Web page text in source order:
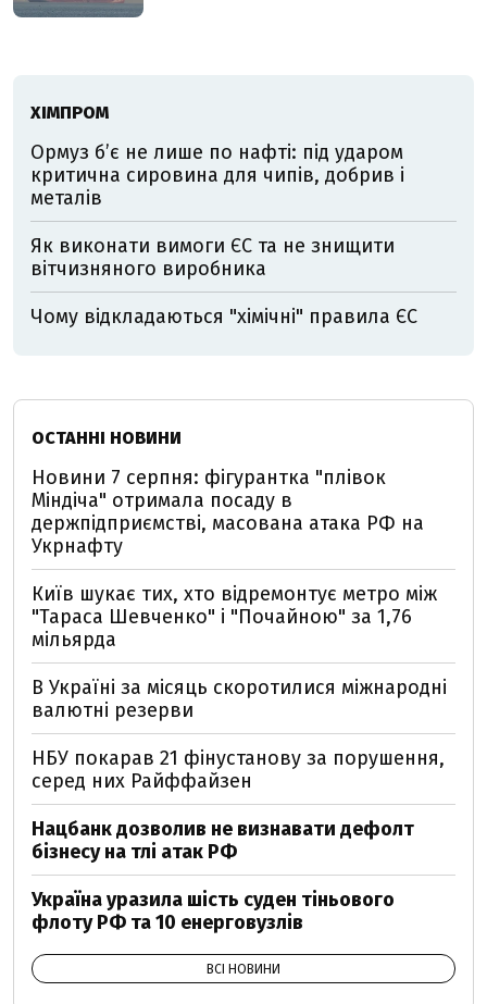
ХІМПРОМ
Ормуз б’є не лише по нафті: під ударом
критична сировина для чипів, добрив і
металів
Як виконати вимоги ЄС та не знищити
вітчизняного виробника
Чому відкладаються "хімічні" правила ЄС
ОСТАННІ НОВИНИ
Новини 7 серпня: фігурантка "плівок
Міндіча" отримала посаду в
держпідприємстві, масована атака РФ на
Укрнафту
Київ шукає тих, хто відремонтує метро між
"Тараса Шевченко" і "Почайною" за 1,76
мільярда
В Україні за місяць скоротилися міжнародні
валютні резерви
НБУ покарав 21 фінустанову за порушення,
серед них Райффайзен
Нацбанк дозволив не визнавати дефолт
бізнесу на тлі атак РФ
Україна уразила шість суден тіньового
флоту РФ та 10 енерговузлів
ВСІ НОВИНИ